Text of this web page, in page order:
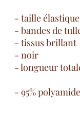
- taille élastique
- bandes de
- tissus brillant
- noir
- longueur
- 95%